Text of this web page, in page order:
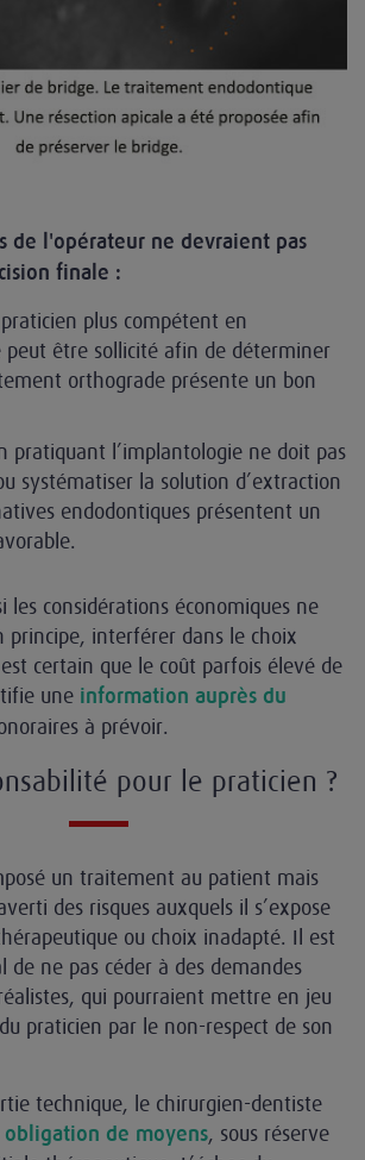
de l'opérateur ne devraient pas
finale :
praticien plus compétent en
peut être sollicité afin de déterminer
orthograde présente un bon
pratiquant l’implantologie ne doit pas
systématiser la solution d’extraction
endodontiques présentent un
les considérations économiques ne
principe, interférer dans le choix
certain que le coût parfois élevé de
une information auprès du
à prévoir.
pour le praticien ?
un traitement au patient mais
des risques auxquels il s’expose
ou choix inadapté. Il est
de ne pas céder à des demandes
qui pourraient mettre en jeu
praticien par le non-respect de son
technique, le chirurgien-dentiste
obligation de moyens, sous réserve